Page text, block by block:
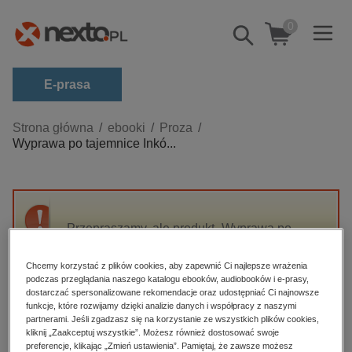
Pokaż/schowaj
wyszukiwarkę
0
E-prasa
Kategorie
Zobacz wszystkie E-prasa
budownictwo, aranżacja wnętrz
darmowe wydania
edukacja
hobby, sport, rozrywka
komputery, internet, technologie, informatyka
Strona główna ebooki
Proza
Wyprawa po tajemnice Inkó...
Przepraszamy, ale produkt „Wyprawa po
High-contrast mode
Polecane
Chcemy korzystać z plików cookies, aby zapewnić Ci najlepsze wrażenia
podczas przeglądania naszego katalogu ebooków, audiobooków i e-prasy,
dostarczać spersonalizowane rekomendacje oraz udostępniać Ci najnowsze
funkcje, które rozwijamy dzięki analizie danych i współpracy z naszymi
partnerami. Jeśli zgadzasz się na korzystanie ze wszystkich plików cookies,
kliknij „Zaakceptuj wszystkie”. Możesz również dostosować swoje
preferencje, klikając „Zmień ustawienia”. Pamiętaj, że zawsze możesz